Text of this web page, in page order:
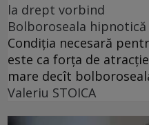
la drept vorbind
Bolboroseala
Condiția necesară
este ca forța de
mare decît
Valeriu STOICA